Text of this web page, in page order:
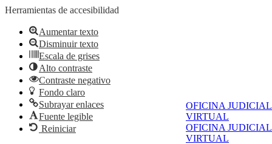
OFICINA JUDICIAL
VIRTUAL
OFICINA JUDICIAL
VIRTUAL
Herramientas de accesibilidad
Aumentar texto
Disminuir texto
Escala de grises
Alto contraste
Contraste negativo
Fondo claro
Subrayar enlaces
Fuente legible
Reiniciar